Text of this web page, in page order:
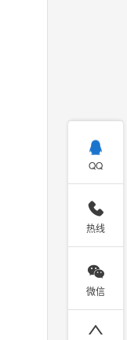

QQ

热线

微信
